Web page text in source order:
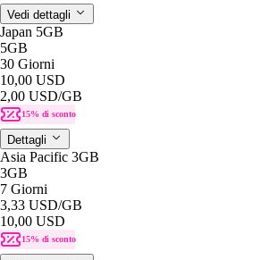
Vedi dettagli
Japan 5GB
5GB
30 Giorni
10,00 USD
2,00 USD/GB
15% di sconto
Dettagli
Asia Pacific 3GB
3GB
7 Giorni
3,33 USD/GB
10,00 USD
15% di sconto